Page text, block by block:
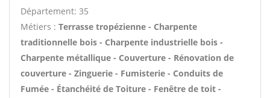
Département: 35
Métiers : Terrasse tropézienne - Charpente
traditionnelle bois - Charpente industrielle bois -
Charpente métallique - Couverture - Rénovation de
couverture - Zinguerie - Fumisterie - Conduits de
Fumée - Étanchéité de Toiture - Fenêtre de toit -